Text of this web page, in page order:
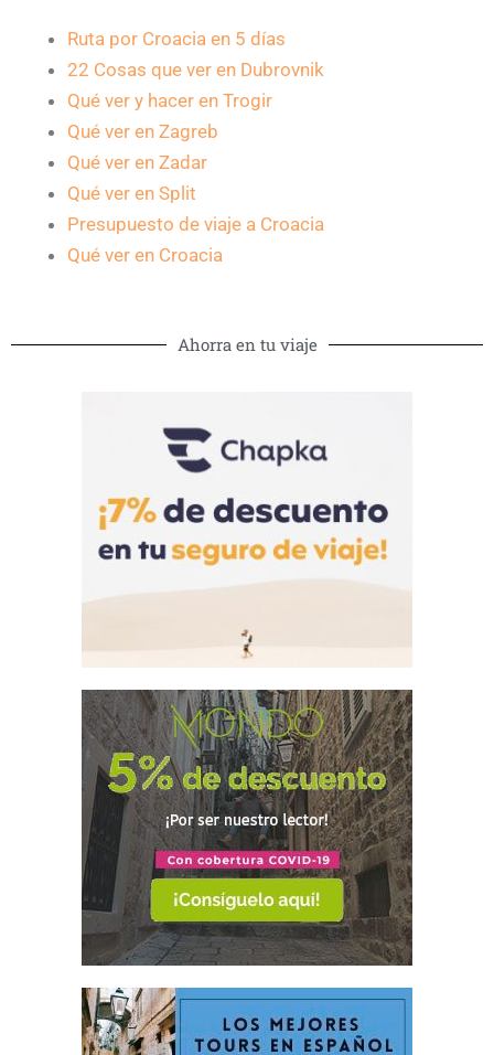
Ruta por Croacia en 5 días
22 Cosas que ver en Dubrovnik
Qué ver y hacer en Trogir
Qué ver en Zagreb
Qué ver en Zadar
Qué ver en Split
Presupuesto de viaje a Croacia
Qué ver en Croacia
Ahorra en tu viaje